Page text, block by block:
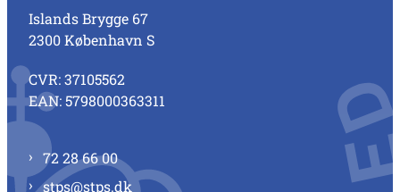
Islands Brygge 67
2300 København S
CVR: 37105562
EAN: 5798000363311
72 28 66 00
stps@stps.dk